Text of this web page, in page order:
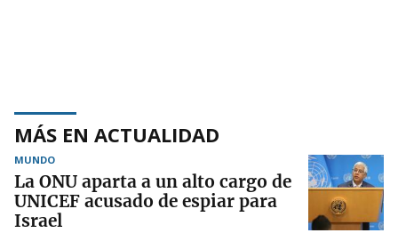
MÁS EN ACTUALIDAD
MUNDO
La ONU aparta a un alto cargo de
UNICEF acusado de espiar para
Israel